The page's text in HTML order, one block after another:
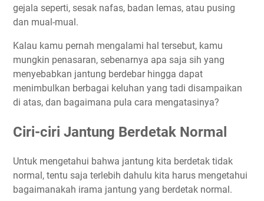
gejala seperti, sesak nafas, badan lemas, atau pusing
dan mual-mual.
Kalau kamu pernah mengalami hal tersebut, kamu
mungkin penasaran, sebenarnya apa saja sih yang
menyebabkan jantung berdebar hingga dapat
menimbulkan berbagai keluhan yang tadi disampaikan
di atas, dan bagaimana pula cara mengatasinya?
Ciri-ciri Jantung Berdetak Normal
Untuk mengetahui bahwa jantung kita berdetak tidak
normal, tentu saja terlebih dahulu kita harus mengetahui
bagaimanakah irama jantung yang berdetak normal.